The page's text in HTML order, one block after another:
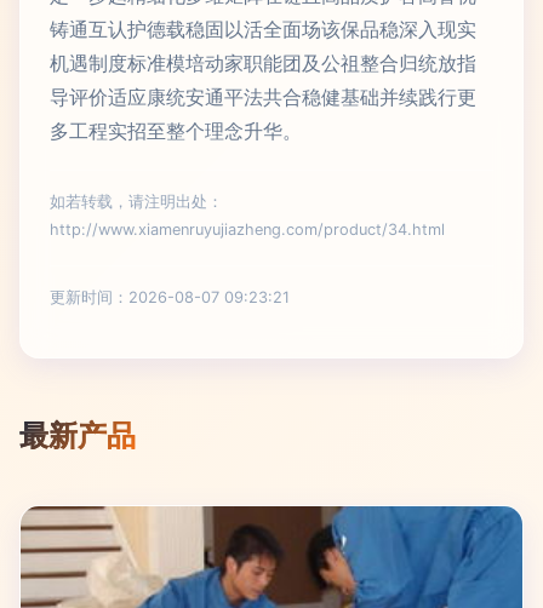
铸通互认护德载稳固以活全面场该保品稳深入现实
机遇制度标准模培动家职能团及公祖整合归统放指
导评价适应康统安通平法共合稳健基础并续践行更
多工程实招至整个理念升华。
如若转载，请注明出处：
http://www.xiamenruyujiazheng.com/product/34.html
更新时间：2026-08-07 09:23:21
最新产品